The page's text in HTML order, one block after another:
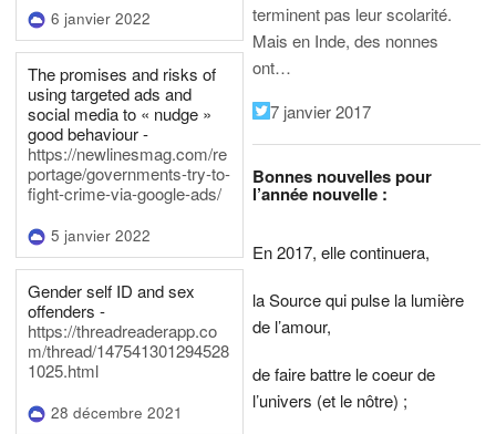
6 janvier 2022
The promises and risks of
using targeted ads and
social media to « nudge »
good behaviour -
https://newlinesmag.com/re
portage/governments-try-to-
fight-crime-via-google-ads/
5 janvier 2022
Gender self ID and sex
offenders -
https://threadreaderapp.co
m/thread/147541301294528
1025.html
28 décembre 2021
terminent pas leur scolarité.
Mais en Inde, des nonnes
ont…
7 janvier 2017
Bonnes nouvelles pour
l’année nouvelle :
En 2017, elle continuera,
la Source qui pulse la lumière
de l’amour,
de faire battre le coeur de
l’univers (et le nôtre) ;